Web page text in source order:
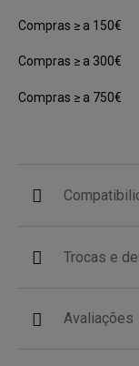
Compras ≥ a 150€
Compras ≥ a 300€
Compras ≥ a 750€
Trocas e
Avaliações